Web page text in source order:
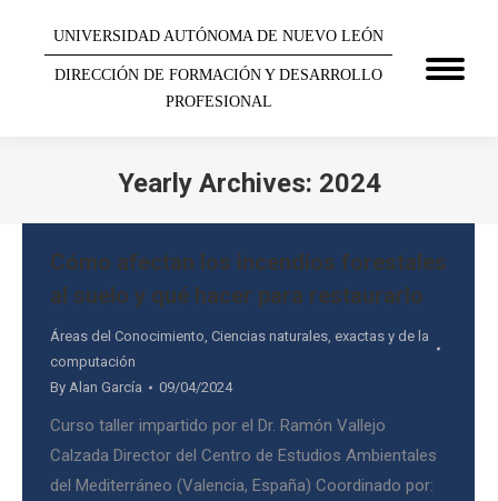
UNIVERSIDAD AUTÓNOMA DE NUEVO LEÓN
DIRECCIÓN DE FORMACIÓN Y DESARROLLO
PROFESIONAL
Yearly Archives: 2024
Cómo afectan los incendios forestales
al suelo y qué hacer para restaurarlo
Áreas del Conocimiento, Ciencias naturales, exactas y de la
computación
By Alan García 09/04/2024
Curso taller impartido por el Dr. Ramón Vallejo
Calzada Director del Centro de Estudios Ambientales
del Mediterráneo (Valencia, España) Coordinado por: